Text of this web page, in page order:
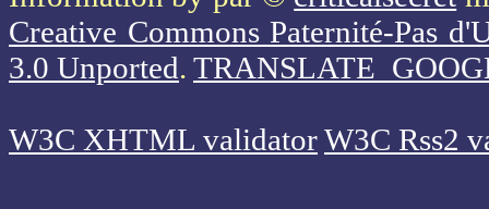
Creative Commons Paternité-Pas
3.0 Unported.
W3C XHTML validatorW3C Rss2